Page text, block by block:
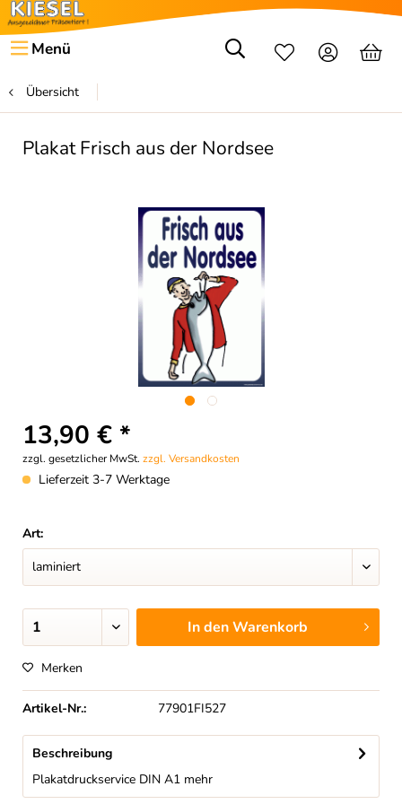
Menü
Übersicht
Plakat Frisch aus der Nordsee
13,90 € *
zzgl. gesetzlicher MwSt. zzgl. Versandkosten
Lieferzeit 3-7 Werktage
Art:
In denWarenkorb
Merken
Artikel-Nr.: 77901FI527
Beschreibung
Plakatdruckservice DIN A1 mehr